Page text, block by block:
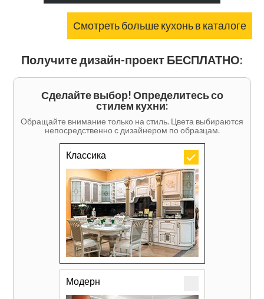
Смотреть больше кухонь в каталоге
Получите дизайн-проект БЕСПЛАТНО:
Сделайте выбор! Определитесь со
стилем кухни:
Обращайте внимание только на стиль. Цвета выбираются
непосредственно с дизайнером по образцам.
Классика
Модерн